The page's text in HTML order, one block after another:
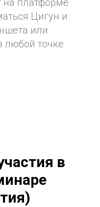
на платформе
Цигун и
или
любой точке
в